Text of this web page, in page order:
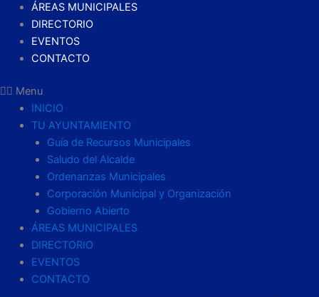
ÁREAS MUNICIPALES
DIRECTORIO
EVENTOS
CONTACTO
Menu
INICIO
TU AYUNTAMIENTO
Guía de Recursos Municipales
Saludo del Alcalde
Ordenanzas Municipales
Corporación Municipal y Organización
Gobierno Abierto
ÁREAS MUNICIPALES
DIRECTORIO
EVENTOS
CONTACTO